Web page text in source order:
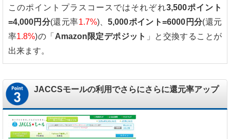
このポイントプラスコースではそれぞれ3,500ポイント
=4,000円分(還元率1.7%)、5,000ポイント=6000円分(還元
率1.8%)の「 Amazon限定デポジット 」と交換することが
出来ます。
JACCSモールの利用でさらにさらに還元率アップ